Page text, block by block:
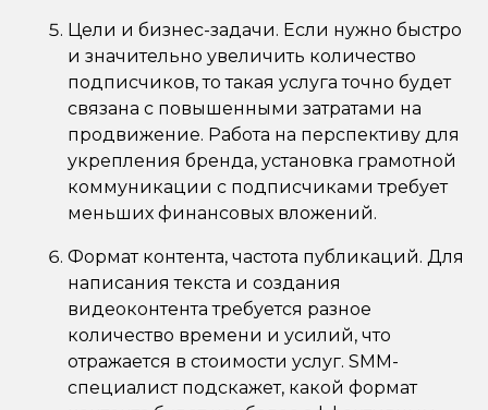
Цели и бизнес-задачи. Если нужно быстро
и значительно увеличить количество
подписчиков, то такая услуга точно будет
связана с повышенными затратами на
продвижение. Работа на перспективу для
укрепления бренда, установка грамотной
коммуникации с подписчиками требует
меньших финансовых вложений.
Формат контента, частота публикаций. Для
написания текста и создания
видеоконтента требуется разное
количество времени и усилий, что
отражается в стоимости услуг. SMM-
специалист подскажет, какой формат